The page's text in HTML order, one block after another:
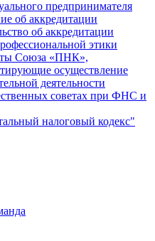
предпринимателя
об аккредитации
об аккредитации
этики
Союза «ПНК»,
осуществление
деятельности
советах при ФНС и
налоговый кодекс"